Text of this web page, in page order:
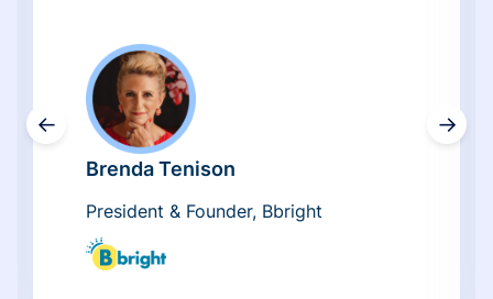
←
Brenda Tenison
President & Founder, Bbright
→